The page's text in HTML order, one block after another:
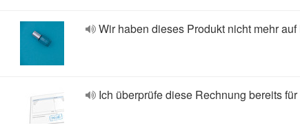
Wir haben dieses Produkt nicht mehr auf
Ich überprüfe diese Rechnung bereits